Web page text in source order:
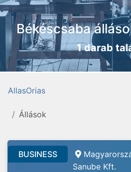
Békéscsaba
1 darab
AllasOrias
Állások
BUSINESS
Sanube Kft.